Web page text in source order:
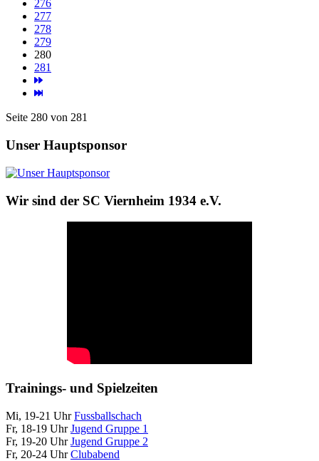
276
277
278
279
280
281
Seite 280 von 281
Unser Hauptsponsor
Wir sind der SC Viernheim 1934 e.V.
Trainings- und Spielzeiten
Mi, 19-21 UhrFussballschach
Fr, 18-19 UhrJugend Gruppe 1
Fr, 19-20 UhrJugend Gruppe 2
Fr, 20-24 UhrClubabend